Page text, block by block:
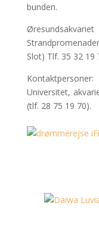
bunden.
Slot) Tlf. 35 32 19
Universitet,
(tlf. 28 75 19 70).